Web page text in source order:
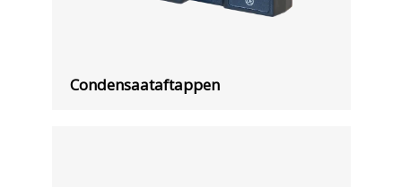
Condensaataftappen